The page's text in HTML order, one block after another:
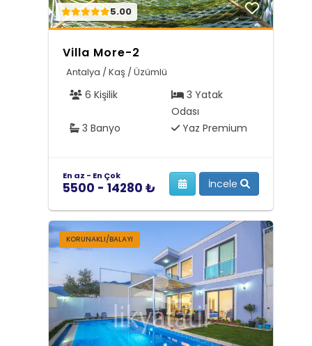
5.00
Villa More-2
Antalya / Kaş / Üzümlü
6 Kişilik
3 Yatak
Odası
3 Banyo
Yaz Premium
En az - En Çok
5500 - 14280 ₺ İncele
KORUNAKLI/BALAYI